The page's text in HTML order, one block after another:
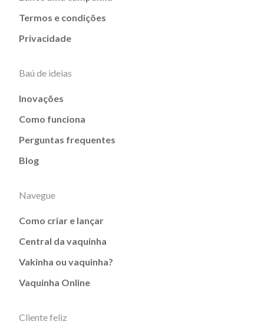
Termos e condições
Privacidade
Baú de ideias
Inovações
Como funciona
Perguntas frequentes
Blog
Navegue
Como criar e lançar
Central da vaquinha
Vakinha ou vaquinha?
Vaquinha Online
Cliente feliz